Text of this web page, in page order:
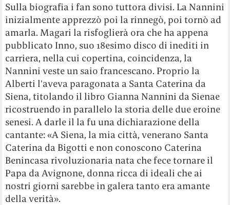
Sulla biografia i fan sono tuttora divisi. La Nannini
inizialmente apprezzò poi la rinnegò, poi tornò ad
amarla. Magari la risfoglierà ora che ha appena
pubblicato Inno, suo 18esimo disco di inediti in
carriera, nella cui copertina, coincidenza, la
Nannini veste un saio francescano. Proprio la
Alberti l’aveva paragonata a Santa Caterina da
Siena, titolando il libro Gianna Nannini da Sienae
ricostruendo in parallelo la storia delle due eroine
senesi. A darle il la fu una dichiarazione della
cantante: «A Siena, la mia città, venerano Santa
Caterina da Bigotti e non conoscono Caterina
Benincasa rivoluzionaria nata che fece tornare il
Papa da Avignone, donna ricca di ideali che ai
nostri giorni sarebbe in galera tanto era amante
della verità».